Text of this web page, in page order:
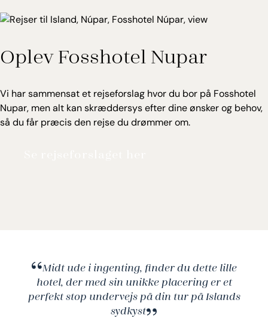
for et par dage med naturoplevelser.En god
selvfølgelig udsigt til gletsjeren og fjeldene.
Nær ved: Skaftafell National Park
Nær ved: Jökulsárlón gletsjerlagunen
Oplev Fosshotel Nupar
Vi har sammensat et rejseforslag hvor du bor på Fosshotel
Nupar, men alt kan skræddersys efter dine ønsker og behov,
så du får præcis den rejse du drømmer om.
Midt ude i ingenting, finder du dette lille
hotel, der med sin unikke placering er et
perfekt stop undervejs på din tur på Islands
sydkyst